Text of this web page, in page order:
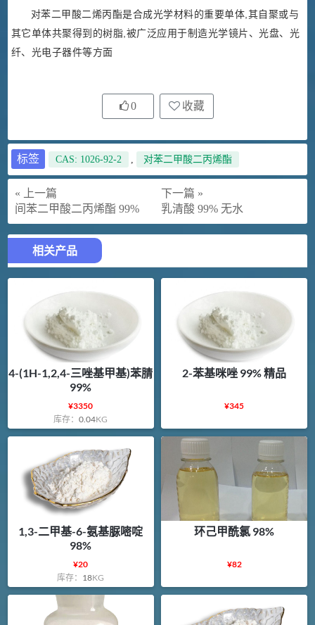
对苯二甲酸二烯丙酯是合成光学材料的重要单体,其自聚或与
其它单体共聚得到的树脂,被广泛应用于制造光学镜片、光盘、光
纤、光电子器件等方面
0 收藏
标签 CAS: 1026-92-2 , 对苯二甲酸二丙烯酯
« 上一篇
间苯二甲酸二丙烯酯 99%
下一篇 »
乳清酸 99% 无水
相关产品
4-(1H-1,2,4-三唑基甲基)苯腈
99%
¥3350
库存：0.04KG
2-苯基咪唑 99% 精品
¥345
1,3-二甲基-6-氨基脲嘧啶
98%
¥20
库存： 18KG
环己甲酰氯 98%
¥82